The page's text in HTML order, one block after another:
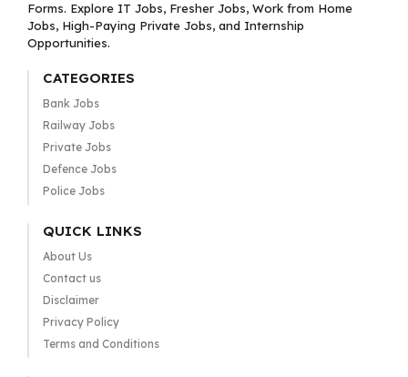
Forms. Explore IT Jobs, Fresher Jobs, Work from Home
Jobs, High-Paying Private Jobs, and Internship
Opportunities.
CATEGORIES
Bank Jobs
Railway Jobs
Private Jobs
Defence Jobs
Police Jobs
QUICK LINKS
About Us
Contact us
Disclaimer
Privacy Policy
Terms and Conditions